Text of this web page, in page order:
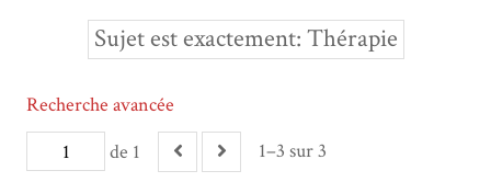
Sujet est exactement Thérapie
de 1 1–3 sur 3
Recherche avancée